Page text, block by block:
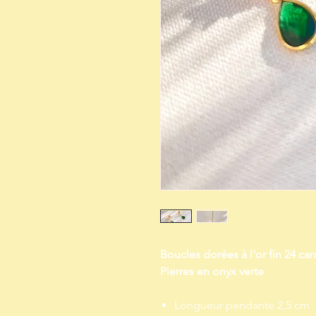
Boucles dorées à l'or fin 24
Pierres en onyx verte
Longueur pendante 2,5 cm